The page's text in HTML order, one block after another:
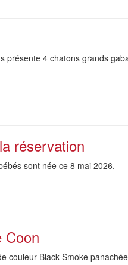
présente 4 chatons grands
réservation
sont née ce 8 mai 2026.
Coon
couleur Black Smoke